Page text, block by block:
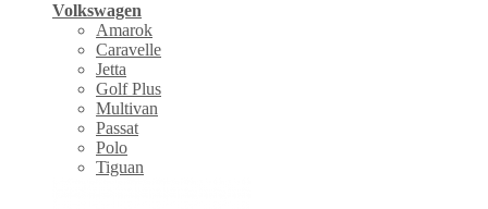
Volkswagen
Amarok
Caravelle
Jetta
Golf Plus
Multivan
Passat
Polo
Tiguan